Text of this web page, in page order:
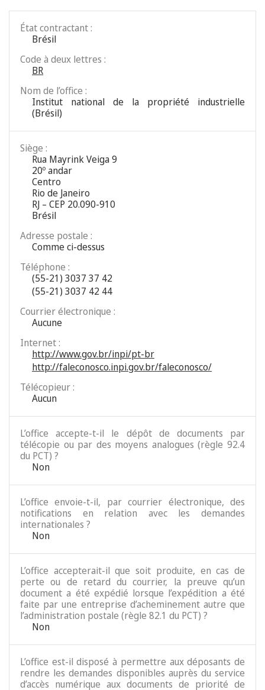
État contractant :
Brésil
Code à deux lettres :
BR
Nom de l’office :
Institut national de la propriété industrielle
(Brésil)
Siège :
Rua Mayrink Veiga 9
20º andar
Centro
Rio de Janeiro
RJ – CEP 20.090-910
Brésil
Adresse postale :
Comme ci-dessus
Téléphone :
(55-21) 3037 37 42
(55-21) 3037 42 44
Courrier électronique :
Aucune
Internet :
http://www.gov.br/inpi/pt-br
http://faleconosco.inpi.gov.br/faleconosco/
Télécopieur :
Aucun
L’office accepte-t-il le dépôt de documents par
télécopie ou par des moyens analogues (règle 92.4
du PCT) ?
Non
L’office envoie-t-il, par courrier électronique, des
notifications en relation avec les demandes
internationales ?
Non
L’office accepterait-il que soit produite, en cas de
perte ou de retard du courrier, la preuve qu’un
document a été expédié lorsque l’expédition a été
faite par une entreprise d’acheminement autre que
l’administration postale (règle 82.1 du PCT) ?
Non
L’office est-il disposé à permettre aux déposants de
rendre les demandes disponibles auprès du service
d’accès numérique aux documents de priorité de